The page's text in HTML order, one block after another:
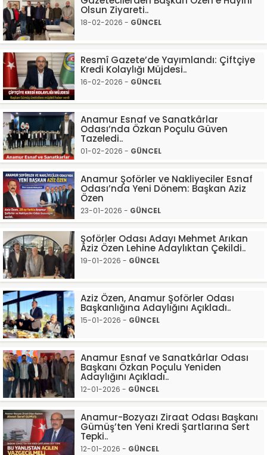
Olsun Ziyareti..
18-02-2026 - GÜNCEL
Resmî Gazete’de Yayımlandı: Çiftçiye
Kredi Kolaylığı Müjdesi..
16-02-2026 - GÜNCEL
Anamur Esnaf ve Sanatkârlar
Odası’nda Özkan Poçulu Güven
Tazeledi..
01-02-2026 - GÜNCEL
Anamur Şoförler ve Nakliyeciler Esnaf
Odası’nda Yeni Dönem: Başkan Aziz
Özen
23-01-2026 - GÜNCEL
Şoförler Odası Adayı Mehmet Arıkan
Aziz Özen Lehine Adaylıktan Çekildi..
19-01-2026 - GÜNCEL
Aziz Özen, Anamur Şoförler Odası
Başkanlığına Adaylığını Açıkladı..
15-01-2026 - GÜNCEL
Anamur Esnaf ve Sanatkârlar Odası
Başkanı Özkan Poçulu Yeniden
Adaylığını Açıkladı..
12-01-2026 - GÜNCEL
Anamur-Bozyazı Ziraat Odası Başkanı
Gümüş’ten Yeni Kredi Şartlarına Sert
Tepki..
12-01-2026 - GÜNCEL